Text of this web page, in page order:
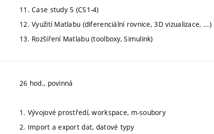
11. Case study 5 (CS1-4)
12. Využití Matlabu (diferenciální rovnice, 3D vizualizace, ...)
13. Rozšíření Matlabu (toolboxy, Simulink)
26 hod., povinná
1. Vývojové prostředí, workspace, m-soubory
2. Import a export dat, datové typy